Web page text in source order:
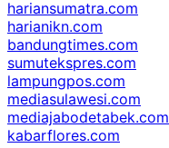
hariansumatra.com
harianikn.com
bandungtimes.com
sumutekspres.com
lampungpos.com
mediasulawesi.com
mediajabodetabek.com
kabarflores.com